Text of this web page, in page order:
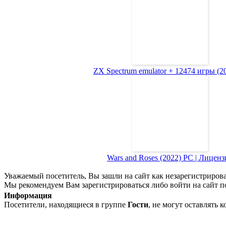
ZX Spectrum emulator + 12474 игры
Wars and Roses (2022) PC |
Уважаемый посетитель, Вы зашли на сайт как
Мы рекомендуем Вам зарегистрироваться либо войти на сайт
Информация
Посетители, находящиеся в группе Гости, не могут оставлять